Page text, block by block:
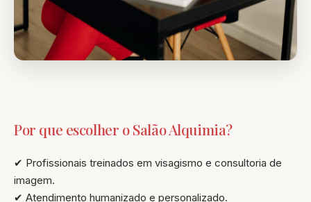
Por que escolher o Salão Alquimia?
✔ Profissionais treinados em visagismo e consultoria de
imagem.
✔ Atendimento humanizado e personalizado.